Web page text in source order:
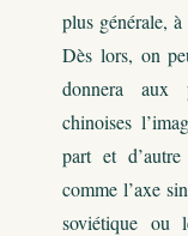
plus générale,
Dès lors, on
donnera aux
chinoises
part et
comme l’axe
soviétique ou